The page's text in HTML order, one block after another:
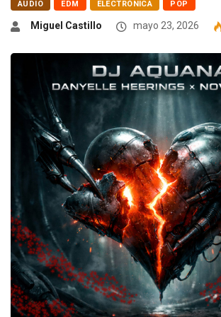
AUDIO EDM ELECTRÓNICA POP
Miguel Castillo mayo 23, 2026